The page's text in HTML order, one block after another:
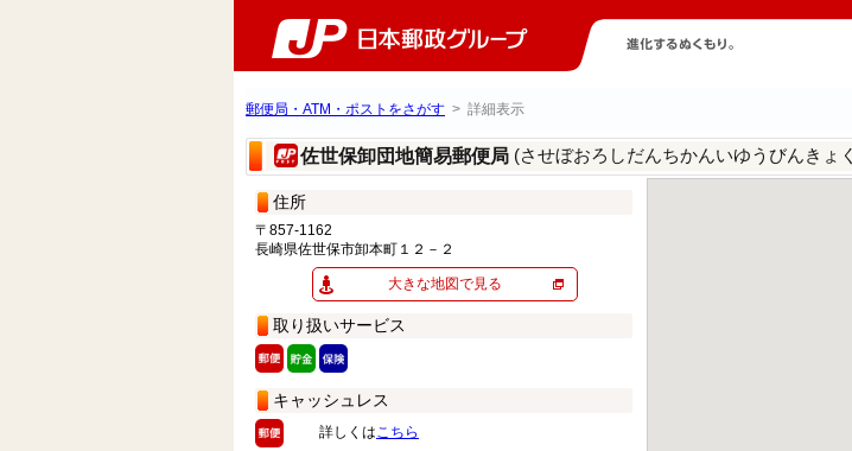
郵便局・ATM・ポストをさがす > 詳細表示
佐世保卸団地簡易郵便局 (させぼおろしだんちかんいゆうびんきょ
住所
〒857-1162
長崎県佐世保市卸本町１２－２
大きな地図で見る
取り扱いサービス
キャッシュレス
詳しくはこちら